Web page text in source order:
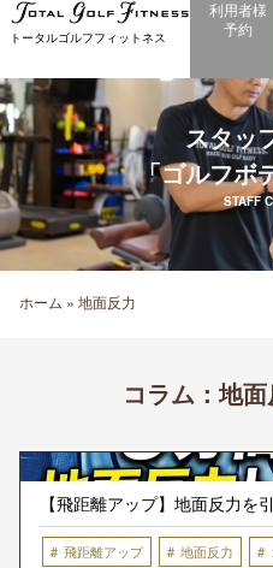
容
ス
キ
ッ
プ
トータルゴルフフィットネス
利用者様
予約
スタッ
「ゴルフボ
STAFF
ホーム » 地面反力
コラム：地面
【飛距離アップ】地面反力を
飛距離アップ 地面反力